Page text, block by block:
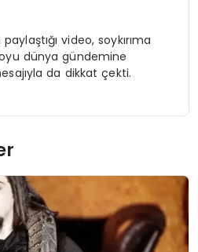
video, soykırıma
dünya gündemine
da dikkat çekti.